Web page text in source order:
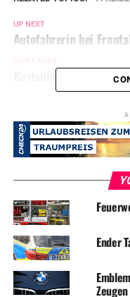
UP NEXT
Autofahrerin bei
Kostenlose
Ender
Zeugen